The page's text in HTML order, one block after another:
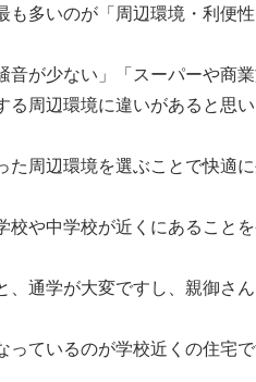
多いのが「周辺環境・利便性
音が少ない」「スーパーや商
周辺環境に違いがあると思い
周辺環境を選ぶことで快適
や中学校が近くにあることを
通学が大変ですし、親御さん
ているのが学校近くの住宅で